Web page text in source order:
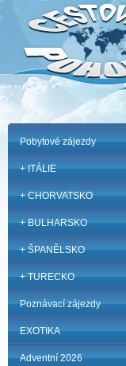
Pobytové zájezdy
+ ITÁLIE
+ CHORVATSKO
+ BULHARSKO
+ ŠPANĚLSKO
+ TURECKO
Poznávací zájezdy
EXOTIKA
Adventní 2026